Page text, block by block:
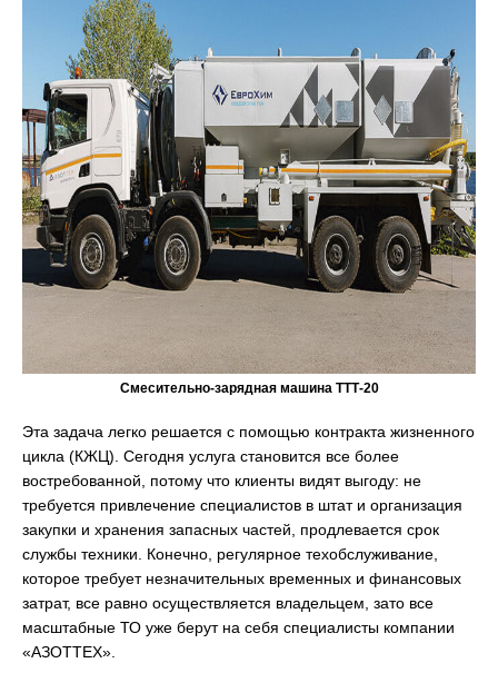
Смесительно-зарядная машина ТТТ-20
Эта задача легко решается с помощью контракта жизненного
цикла (КЖЦ). Сегодня услуга становится все более
востребованной, потому что клиенты видят выгоду: не
требуется привлечение специалистов в штат и организация
закупки и хранения запасных частей, продлевается срок
службы техники. Конечно, регулярное техобслуживание,
которое требует незначительных временных и финансовых
затрат, все равно осуществляется владельцем, зато все
масштабные ТО уже берут на себя специалисты компании
«АЗОТТЕХ».